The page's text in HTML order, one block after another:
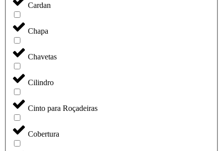
Cardan
Chapa
Chavetas
Cilindro
Cinto para Roçadeiras
Cobertura